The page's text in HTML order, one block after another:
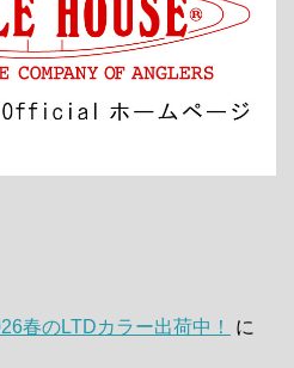
春のLTDカラー出荷中！
に